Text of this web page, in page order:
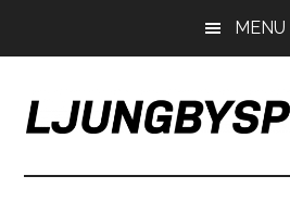
primära
sidofältet
MENU
om